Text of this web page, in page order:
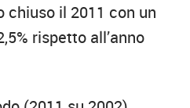
chiuso il 2011 con un
rispetto all’anno